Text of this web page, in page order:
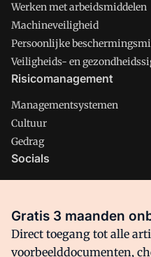
Werken met arbeidsmiddelen
Machineveiligheid
Persoonlijke
Veiligheids- en
Risicomanagement
Managementsystemen
Cultuur
Gedrag
Socials
Facebook
Gratis 3 maanden
Direct toegang tot alle
voorbeelddocumenten,